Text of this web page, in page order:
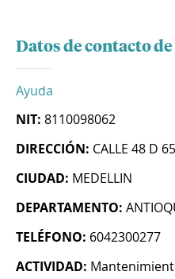
Datos de contacto de
Ayuda
NIT: 8110098062
DIRECCIÓN: CALLE 48 D
CIUDAD: MEDELLIN
DEPARTAMENTO:
TELÉFONO: 6042300277
ACTIVIDAD: